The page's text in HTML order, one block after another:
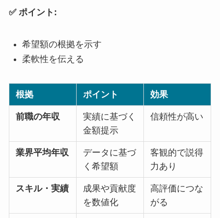
✅ ポイント:
希望額の根拠を示す
柔軟性を伝える
根拠 ポイント 効果
前職の年収
実績に基づく
金額提示
信頼性が高い
業界平均年収
データに基づ
く希望額
客観的で説得
力あり
スキル・実績
成果や貢献度
を数値化
高評価につな
がる